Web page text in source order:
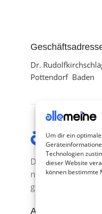
Um dir ein
Technologien
dieser Website
können bestimmte
Dr.
Pottendorf Baden
Die Produkte, die
nicht erreichen
gleichzeitig mit der
Abonnieren Sie